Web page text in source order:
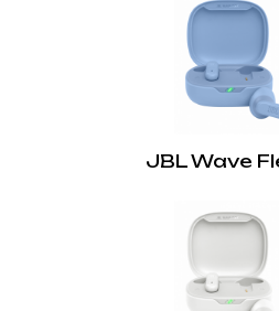
Hands Free дзвінки:
JBL Wave